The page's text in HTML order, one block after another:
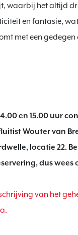
waarbij het altijd
en fantasie,
met een gedegen
en 15.00 uur
Wouter van
locatie 22.
dus wees
van het